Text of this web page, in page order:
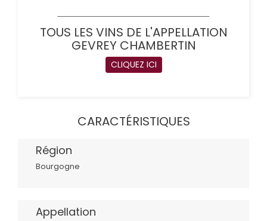
TOUS LES VINS DE L'APPELLATION
GEVREY CHAMBERTIN
CLIQUEZ ICI
CARACTÉRISTIQUES
Région
Bourgogne
Appellation